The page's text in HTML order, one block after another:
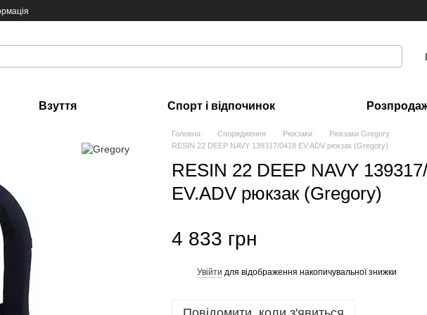
Взуття Спорт і відпочинок
Головна Спорядження Рюкзаки
Рюкзаки Gregory
RESIN 22 DEEP NAVY 139317/0418 EV.ADV рюкзак (Gregory)
RESIN 22 DEEP NAVY
EV.ADV рюкзак (Gregory)
4 833 грн
Увійти для відображення накопичувальної знижки